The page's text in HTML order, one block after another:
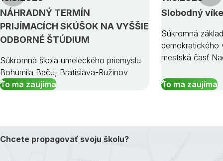
NÁHRADNÝ TERMÍN
PRIJÍMACÍCH SKÚŠOK NA VYŠŠIE
ODBORNÉ ŠTÚDIUM
Súkromná škola umeleckého priemyslu
Bohumila Baču, Bratislava-Ružinov
To ma zaujíma
Slobodný
Súkromná
demokratického
mestská časť
To ma zaujíma
Chcete propagovať svoju školu?